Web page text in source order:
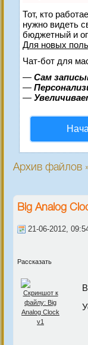
Тот, кто
нужно видеть
бюджетный и
Для новых
Чат-бот для
— Сам
—
—
Архив файлов
Big Analog
21-06-2012,
Рассказать